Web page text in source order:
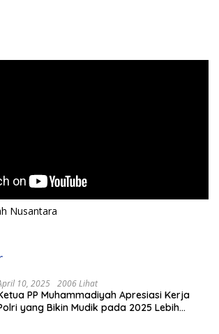
Nusantara
10, 2025 2006 Lihat
PP Muhammadiyah Apresiasi Kerja
yang Bikin Mudik pada 2025 Lebih